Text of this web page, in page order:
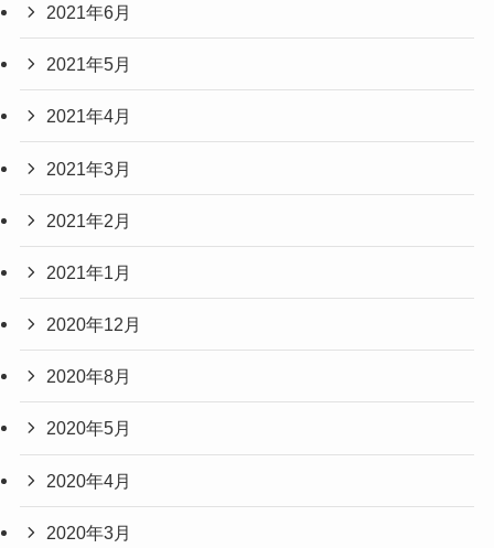
2021年6月
2021年5月
2021年4月
2021年3月
2021年2月
2021年1月
2020年12月
2020年8月
2020年5月
2020年4月
2020年3月